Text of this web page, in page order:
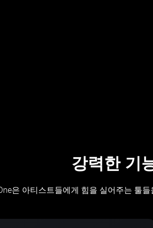
강력한 기
은 아티스트들에게 힘을 실어주는 툴